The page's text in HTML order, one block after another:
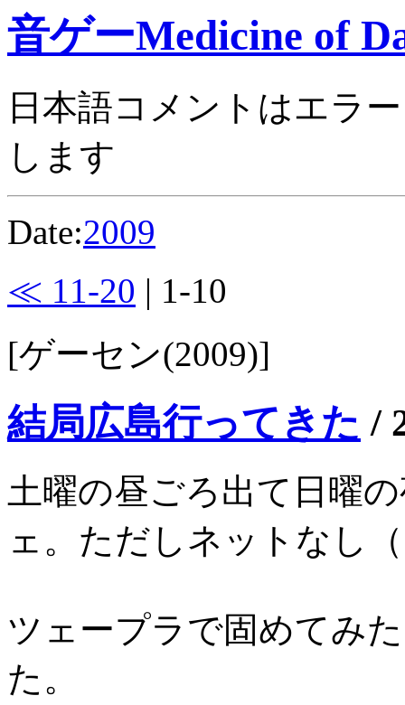
音ゲーMedicine of
日本語コメントはエラ
します
Date:2009
≪ 11-20 | 1-10
[ゲーセン(2009)]
結局広島行ってきた /
土曜の昼ごろ出て日曜
ェ。ただしネットなし
ツェープラで固めてみ
た。